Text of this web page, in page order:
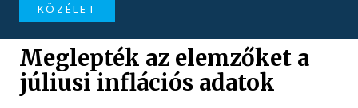
KÖZÉLET
Meglepték az elemzőket a
júliusi inflációs adatok